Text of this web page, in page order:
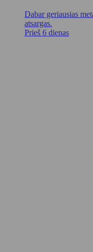
Dabar geriausias
atsargas.
Prieš 6 dienas